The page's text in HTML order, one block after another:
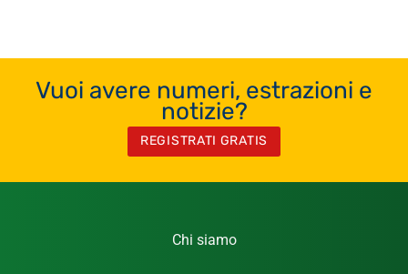
Vuoi avere numeri, estrazioni e
notizie?
REGISTRATI GRATIS
Chi siamo